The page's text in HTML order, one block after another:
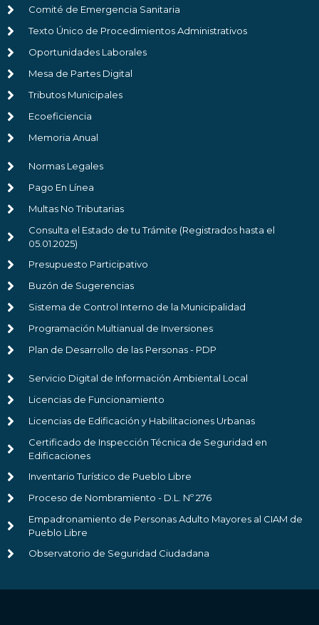
Comité de Emergencia Sanitaria
Texto Único de Procedimientos Administrativos
Oportunidades Laborales
Mesa de Partes Digital
Tributos Municipales
Ecoeficiencia
Memoria Anual
Normas Legales
Pago En Línea
Multas No Tributarias
Consulta el Estado de tu Trámite (Registrados hasta el
05.01.2025)
Presupuesto Participativo
Buzón de Sugerencias
Sistema de Control Interno de la Municipalidad
Programación Multianual de Inversiones
Plan de Desarrollo de las Personas - PDP
Servicio Digital de Información Ambiental Local
Licencias de Funcionamiento
Licencias de Edificación y Habilitaciones Urbanas
Certificado de Inspección Técnica de Seguridad en
Edificaciones
Inventario Turístico de Pueblo Libre
Proceso de Nombramiento - D.L. Nº 276
Empadronamiento de Personas Adulto Mayores al CIAM de
Pueblo Libre
Observatorio de Seguridad Ciudadana